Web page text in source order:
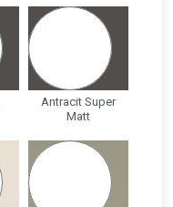
Antracit Super
Matt